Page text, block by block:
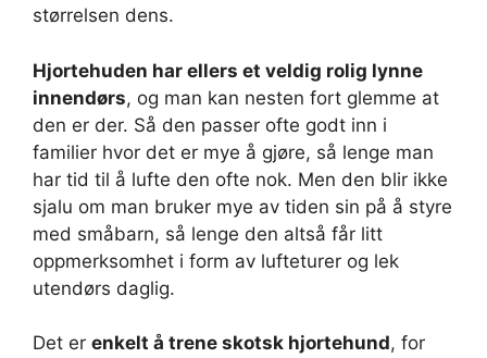
størrelsen dens.
Hjortehuden har ellers et veldig rolig lynne
innendørs, og man kan nesten fort glemme at
den er der. Så den passer ofte godt inn i
familier hvor det er mye å gjøre, så lenge man
har tid til å lufte den ofte nok. Men den blir ikke
sjalu om man bruker mye av tiden sin på å styre
med småbarn, så lenge den altså får litt
oppmerksomhet i form av lufteturer og lek
utendørs daglig.
Det er enkelt å trene skotsk hjortehund, for